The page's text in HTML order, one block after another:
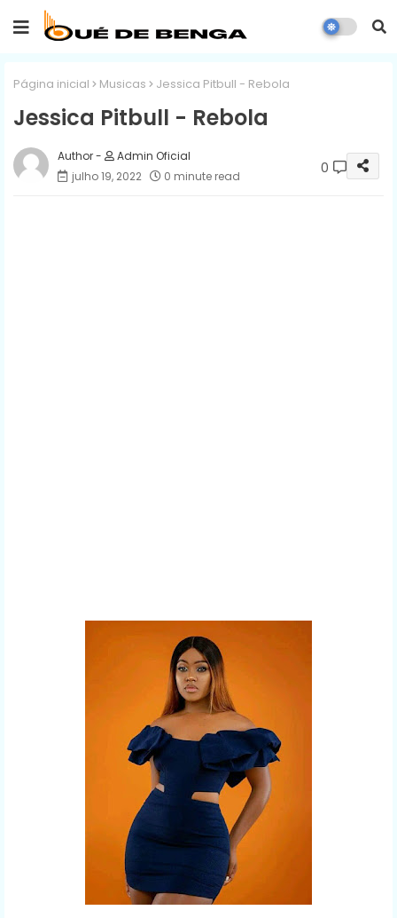
Página inicial Musicas Jessica Pitbull - Rebola
Jessica Pitbull - Rebola
Admin Oficial
julho 19, 2022
0 minute read 0